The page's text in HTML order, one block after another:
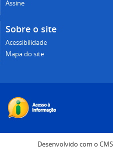
Assine
Sobre o site
Acessibilidade
Mapa do site
Desenvolvido com o